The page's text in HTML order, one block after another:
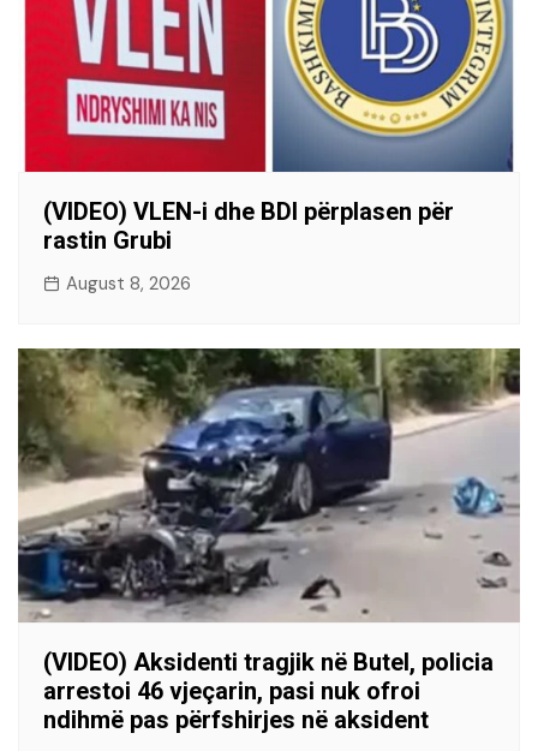
(VIDEO) VLEN-i dhe BDI përplasen për
rastin Grubi
August 8, 2026
(VIDEO) Aksidenti tragjik në Butel, policia
arrestoi 46 vjeçarin, pasi nuk ofroi
ndihmë pas përfshirjes në aksident